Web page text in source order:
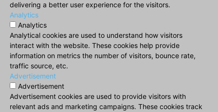
delivering a better user experience for the visitors.
Analytics
Analytics
Analytical cookies are used to understand how visitors
interact with the website. These cookies help provide
information on metrics the number of visitors, bounce rate,
traffic source, etc.
Advertisement
Advertisement
Advertisement cookies are used to provide visitors with
relevant ads and marketing campaigns. These cookies track